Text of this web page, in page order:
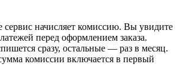
сервис начисляет комиссию. Вы увидите
перед оформлением заказа.
сразу, остальные — раз в месяц.
комиссии включается в первый